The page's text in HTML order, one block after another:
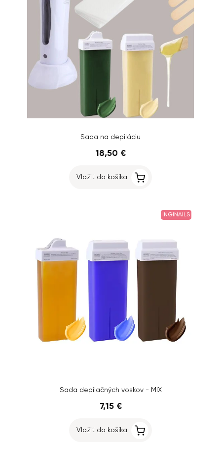
Sada na depiláciu
18,50 €
Vložiť do košíka
INGINAILS
Sada depilačných voskov - MIX
7,15 €
Vložiť do košíka